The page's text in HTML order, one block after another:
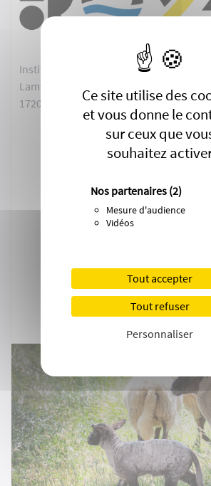
Ce site utilise des
et vous donne le
sur ceux que
souhaitez
Nos partenaires (2)
Mesure d'audience
Vidéos
Tout accepter
Tout refuser
Personnaliser
Institut de Formation de Royan (IFR) -
Lamy
17200 Royan